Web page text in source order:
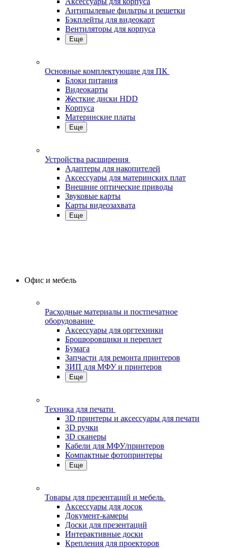
Антипылевые фильтры и решетки
Бэкплейты для видеокарт
Вентиляторы для корпуса
Еще
Основные комплектующие для ПК
Блоки питания
Видеокарты
Жесткие диски HDD
Корпуса
Материнские платы
Еще
Устройства расширения
Адаптеры для накопителей
Аксессуары для материнских плат
Внешние оптические приводы
Звуковые карты
Карты видеозахвата
Еще
Офис и мебель
Расходные материалы и постпечатное
оборудование
Аксессуары для оргтехники
Брошюровщики и переплет
Бумага
Запчасти для ремонта принтеров
ЗИП для МФУ и принтеров
Еще
Техника для печати
3D принтеры и аксессуары для печати
3D ручки
3D сканеры
Кабели для МФУ/принтеров
Компактные фотопринтеры
Еще
Товары для презентаций и мебель
Аксессуары для досок
Документ-камеры
Доски для презентаций
Интерактивные доски
Крепления для проекторов